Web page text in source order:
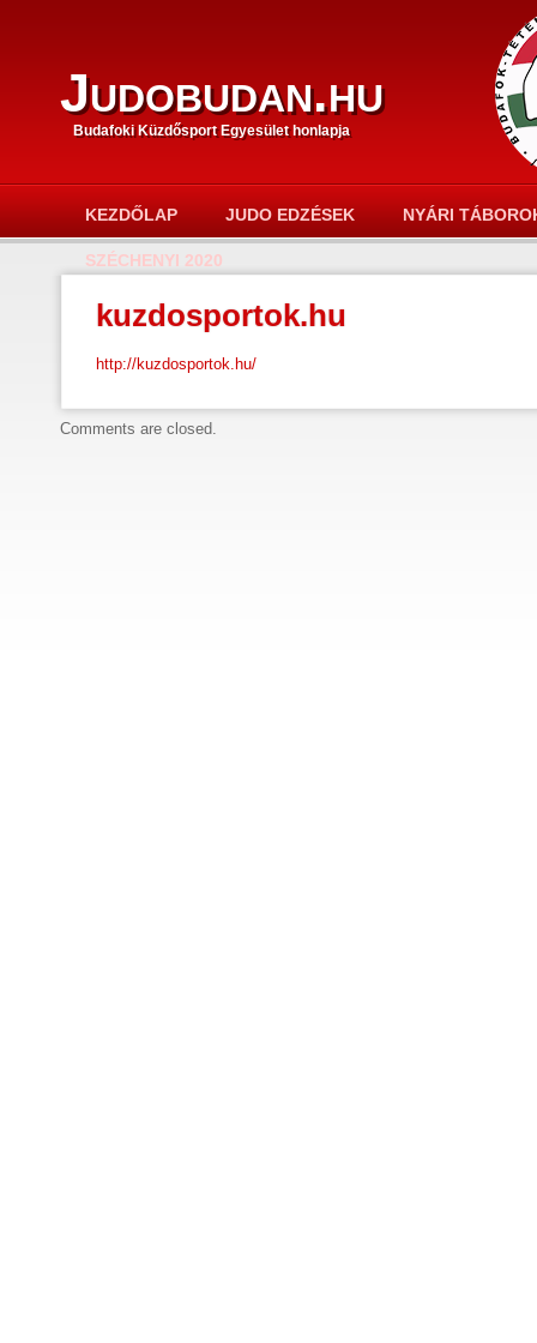
Judobudan.hu
Budafoki Küzdősport Egyesület honlapja
KEZDŐLAP JUDO EDZÉSEK NYÁRI
SZÉCHENYI 2020
kuzdosportok.hu
http://kuzdosportok.hu/
Comments are closed.